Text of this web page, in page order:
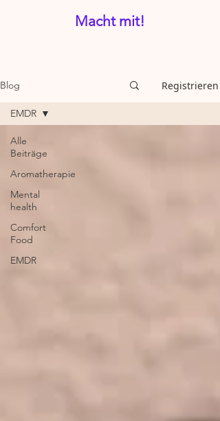
Macht mit!
Blog Registrieren
Alle
Beiträge
Aromatherapie
Mental
health
Comfort
Food
EMDR
EMDR